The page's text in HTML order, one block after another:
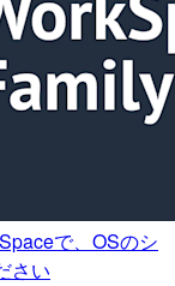
で、OSのシ
さい